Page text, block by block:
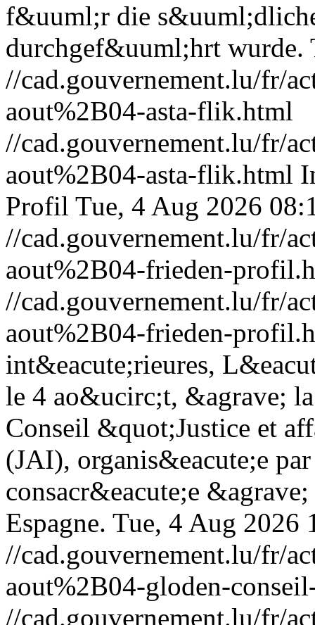
f&uuml;r die
durchgef&uuml;hrt wurde.
//cad.gouvernement.lu/fr/
aout%2B04-asta-flik.html
//cad.gouvernement.lu/fr/
aout%2B04-asta-flik.html
Profil Tue, 4 Aug 2026
//cad.gouvernement.lu/fr/
aout%2B04-frieden-
//cad.gouvernement.lu/fr/
aout%2B04-frieden-
int&eacute;rieures,
le 4 ao&ucirc;t, &agrave;
Conseil &quot;Justice et
(JAI), organis&eacute;e
consacr&eacute;e
Espagne. Tue, 4 Aug 2026
//cad.gouvernement.lu/fr/
aout%2B04-gloden-
//cad.gouvernement.lu/fr/